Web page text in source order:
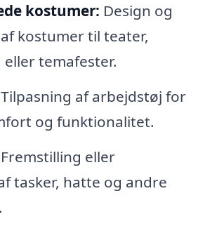
kostumer: Design og
kostumer til teater,
temafester.
Tilpasning af arbejdstøj for
og funktionalitet.
Fremstilling eller
tasker, hatte og andre